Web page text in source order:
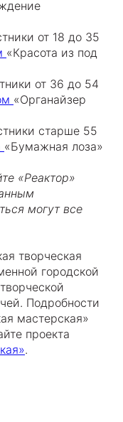
от 18 до 35
«Красота из под
от 36 до 54
«Органайзер
старше 55
«Бумажная лоза»
«Реактор»
могут все
творческая
городской
Подробности
мастерская»
проекта
.